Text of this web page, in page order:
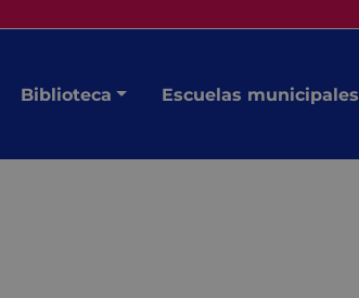
Biblioteca Escuelas municipales